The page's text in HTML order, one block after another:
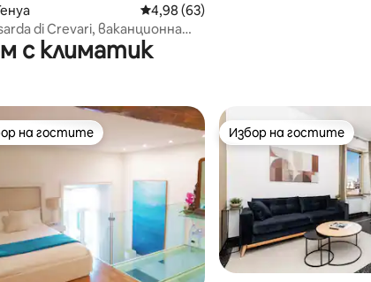
5, 160 отзива Средна оценка: 4,98 от 5, 63 отзива
4,98 (63)
di Crevari, ваканционна
към морето
с климатик
избор на гостите
на гостите Избор на гостите
Избор на гостите